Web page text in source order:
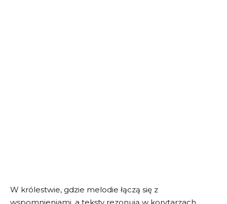
W królestwie, gdzie melodie łączą się z